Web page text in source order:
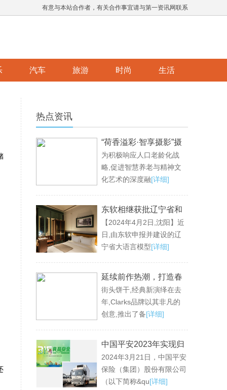
有意与本站合作者，有关合作事宜请与第一资讯网联系
汽车 旅游 时尚 生活
热点资讯
“荷香溢彩·智享摄影”摄
影公益活动成功举办，
共绘老龄生活新画卷
为积极响应人口老龄化战
略,促进智慧养老与精神文
化艺术的深度融[详细]
东软相继获批辽宁省和
沈阳市大语言模型创新
平台
【2024年4月2日,沈阳】近
日,由东软申报并建设的辽
宁省大语言模型[详细]
延续前作热潮，打造春
夏最爱街头 Clarks诚意
推出SS24 Torhill饼干家
族
街头饼干,经典新演绎在去
年,Clarks品牌以其非凡的
创意,推出了备[详细]
中国平安2023年实现归
母营运利润1,179.89亿
元 现金分红连续12年保
持增长 寿险业务重回升
2024年3月21日，中国平安
保险（集团）股份有限公司
（以下简称&qu[详细]